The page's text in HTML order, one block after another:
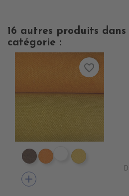
16 autres produits
catégorie :
ES1802 MARRON
ES1804 ORANGE
ES1809 VIOLET
ES1824
add
favorite_border